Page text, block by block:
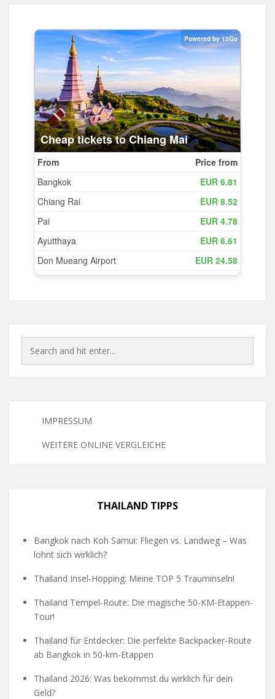
IMPRESSUM
WEITERE ONLINE VERGLEICHE
THAILAND TIPPS
Bangkok nach Koh Samui: Fliegen vs. Landweg – Was
lohnt sich wirklich?
Thailand Insel-Hopping: Meine TOP 5 Trauminseln!
Thailand Tempel-Route: Die magische 50-KM-Etappen-
Tour!
Thailand für Entdecker: Die perfekte Backpacker-Route
ab Bangkok in 50-km-Etappen
Thailand 2026: Was bekommst du wirklich für dein
Geld?